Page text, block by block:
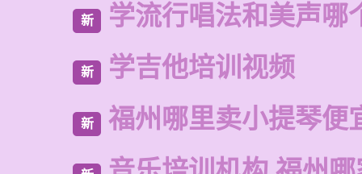
新 学流行唱法和美声哪
新 学吉他培训视频
新 福州哪里卖小提琴便